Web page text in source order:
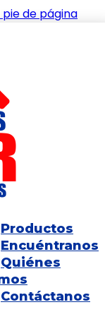
de página
Productos
Encuéntranos
Quiénes
Contáctanos
DE
para
Mate